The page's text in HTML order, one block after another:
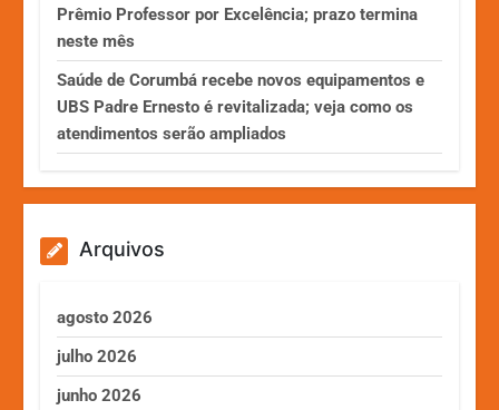
Prêmio Professor por Excelência; prazo termina
neste mês
Saúde de Corumbá recebe novos equipamentos e
UBS Padre Ernesto é revitalizada; veja como os
atendimentos serão ampliados
Arquivos
agosto 2026
julho 2026
junho 2026